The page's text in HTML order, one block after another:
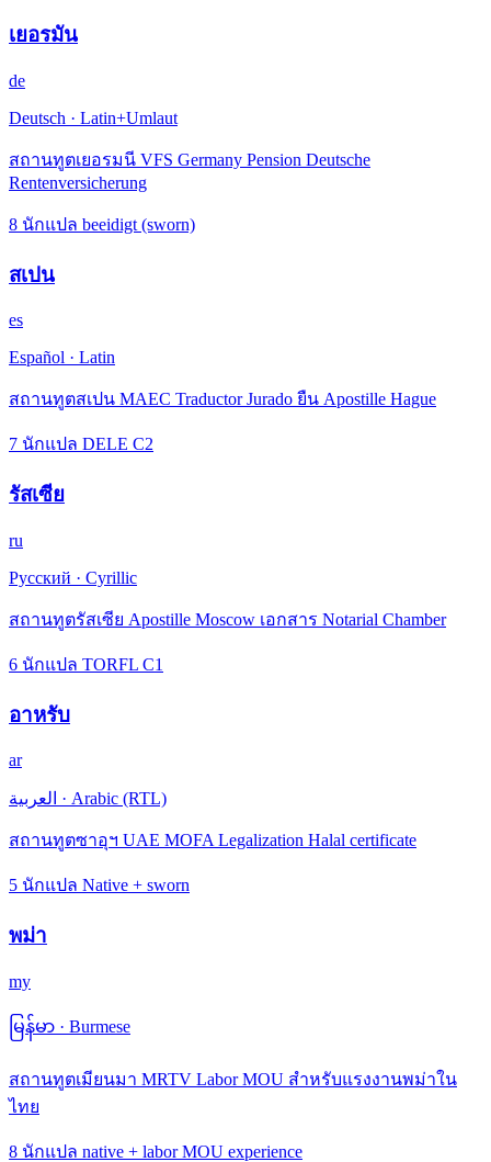
เยอรมัน
de
Deutsch · Latin+Umlaut
สถานทูตเยอรมนี VFS Germany Pension Deutsche
Rentenversicherung
8 นักแปล beeidigt (sworn)
สเปน
es
Español · Latin
สถานทูตสเปน MAEC Traductor Jurado ยืน Apostille Hague
7 นักแปล DELE C2
รัสเซีย
ru
Русский · Cyrillic
สถานทูตรัสเซีย Apostille Moscow เอกสาร Notarial Chamber
6 นักแปล TORFL C1
อาหรับ
ar
العربية · Arabic (RTL)
สถานทูตซาอุฯ UAE MOFA Legalization Halal certificate
5 นักแปล Native + sworn
พม่า
my
မြန်မာ · Burmese
สถานทูตเมียนมา MRTV Labor MOU สำหรับแรงงานพม่าใน
ไทย
8 นักแปล native + labor MOU experience